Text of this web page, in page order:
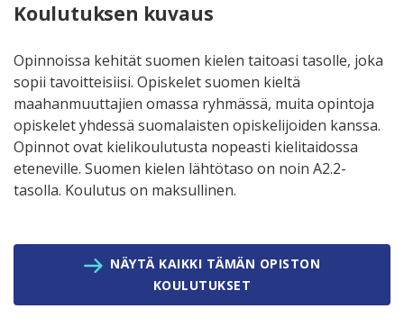
Koulutuksen kuvaus
Opinnoissa kehität suomen kielen taitoasi tasolle, joka
sopii tavoitteisiisi. Opiskelet suomen kieltä
maahanmuuttajien omassa ryhmässä, muita opintoja
opiskelet yhdessä suomalaisten opiskelijoiden kanssa.
Opinnot ovat kielikoulutusta nopeasti kielitaidossa
eteneville. Suomen kielen lähtötaso on noin A2.2-
tasolla. Koulutus on maksullinen.
NÄYTÄ KAIKKI TÄMÄN OPISTON
KOULUTUKSET